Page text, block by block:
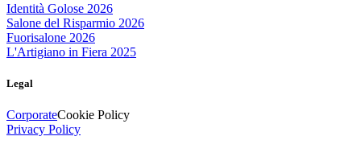
Identità Golose 2026
Salone del Risparmio 2026
Fuorisalone 2026
L'Artigiano in Fiera 2025
Legal
CorporateCookie Policy
Privacy Policy